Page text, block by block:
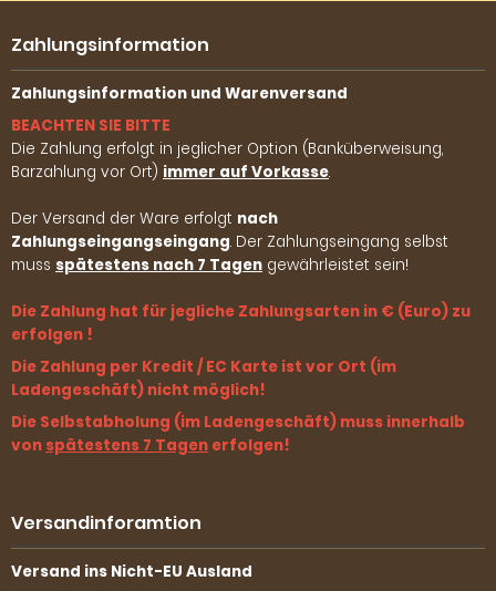
Zahlungsinformation
Zahlungsinformation und Warenversand
BEACHTEN SIE BITTE
Die Zahlung erfolgt in jeglicher Option (Banküberweisung,
Barzahlung vor Ort) immer auf Vorkasse.
Der Versand der Ware erfolgt nach
Zahlungseingangseingang. Der Zahlungseingang selbst
muss spätestens nach 7 Tagen gewährleistet sein!
Die Zahlung hat für jegliche Zahlungsarten in € (Euro) zu
erfolgen !
Die Zahlung per Kredit / EC Karte ist vor Ort (im
Ladengeschäft) nicht möglich!
Die Selbstabholung (im Ladengeschäft) muss innerhalb
von spätestens 7 Tagen erfolgen!
Versandinforamtion
Versand ins Nicht-EU Ausland